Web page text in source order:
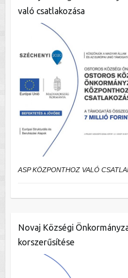
való csatlakozása
ASP KÖZPONTHOZ VALÓ
Novaj Községi
korszerűsítése